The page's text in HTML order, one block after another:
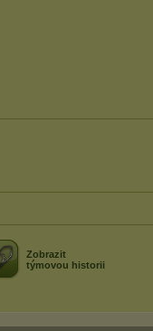
Zobrazit
týmovou historii